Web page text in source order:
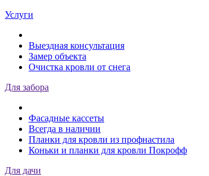
Услуги
Выездная консультация
Замер объекта
Очистка кровли от снега
Для забора
Фасадные кассеты
Всегда в наличии
Планки для кровли из профнастила
Коньки и планки для кровли Покрофф
Для дачи